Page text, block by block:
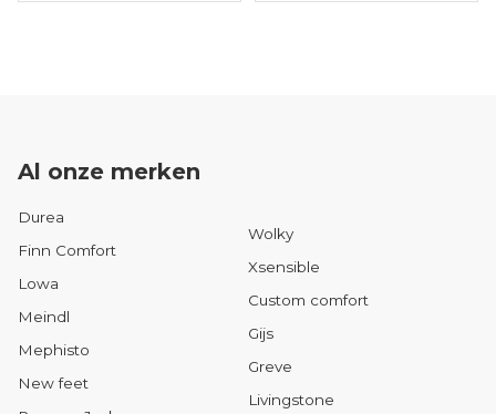
Al onze merken
Durea
Finn Comfort
Lowa
Meindl
Mephisto
New feet
Wolky
Xsensible
Custom comfort
Gijs
Greve
Livingstone